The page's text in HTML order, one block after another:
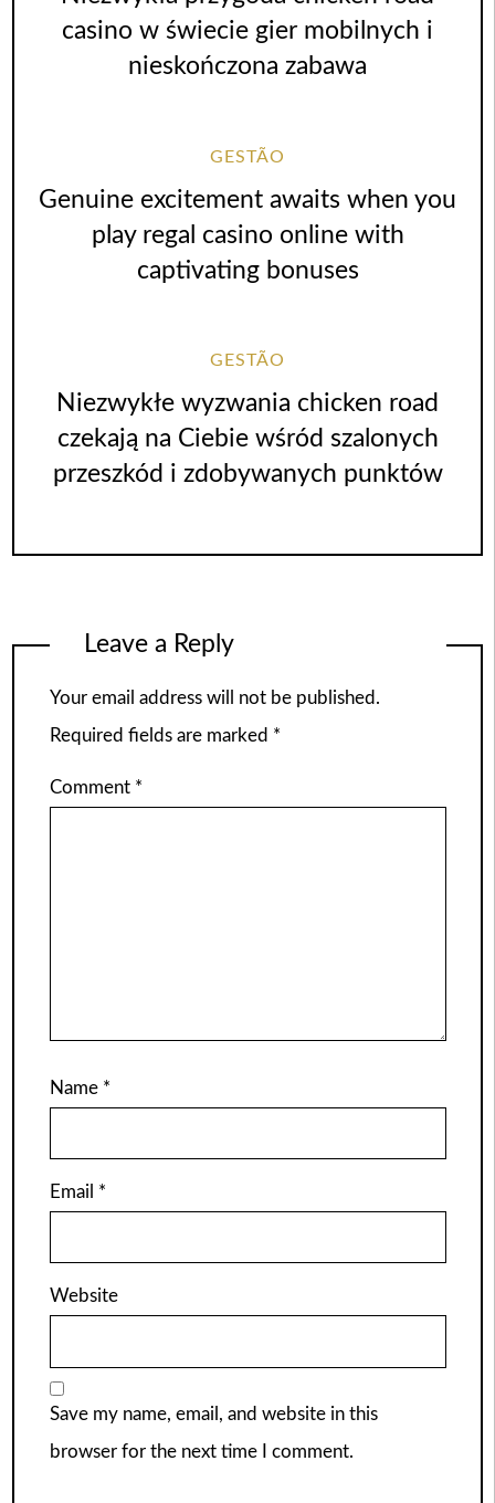
casino w świecie gier mobilnych i
nieskończona zabawa
GESTÃO
Genuine excitement awaits when you
play regal casino online with
captivating bonuses
GESTÃO
Niezwykłe wyzwania chicken road
czekają na Ciebie wśród szalonych
przeszkód i zdobywanych punktów
Leave a Reply
Your email address will not be published.
Required fields are marked *
Comment *
Name *
Email *
Website
Save my name, email, and website in this
browser for the next time I comment.